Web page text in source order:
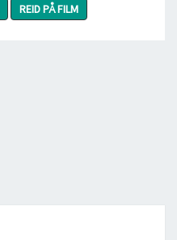
REID PÅ FILM